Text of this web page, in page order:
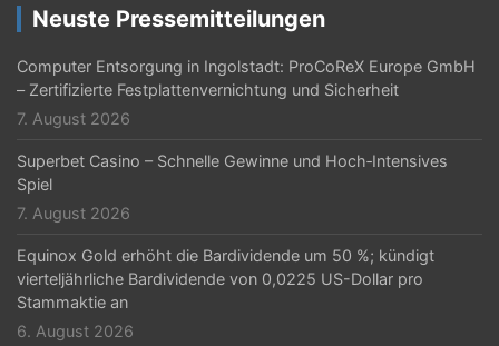
g
a
t
i
o
n
Neuste Pressemitteilungen
Computer Entsorgung in Ingolstadt: ProCoReX Europe GmbH
– Zertifizierte Festplattenvernichtung und Sicherheit
7. August 2026
Superbet Casino – Schnelle Gewinne und Hoch‑Intensives
Spiel
7. August 2026
Equinox Gold erhöht die Bardividende um 50 %; kündigt
vierteljährliche Bardividende von 0,0225 US-Dollar pro
Stammaktie an
6. August 2026